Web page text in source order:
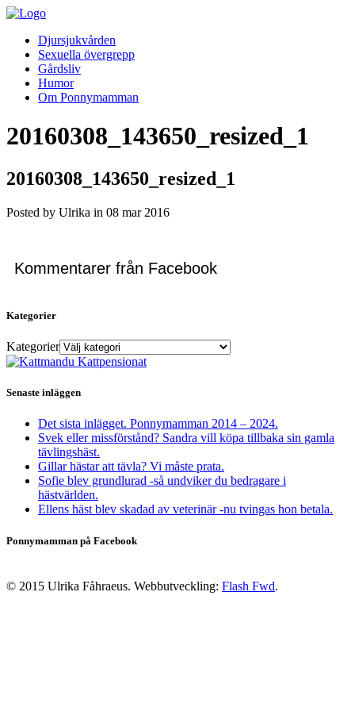
Djursjukvården
Sexuella övergrepp
Gårdsliv
Humor
Om Ponnymamman
20160308_143650_resized_1
20160308_143650_resized_1
Posted by Ulrika in 08 mar 2016
Kommentarer från Facebook
Kategorier
Kategorier
Senaste inläggen
Det sista inlägget. Ponnymamman 2014 – 2024.
Svek eller missförstånd? Sandra vill köpa tillbaka sin gamla
tävlingshäst.
Gillar hästar att tävla? Vi måste prata.
Sofie blev grundlurad -så undviker du bedragare i
hästvärlden.
Ellens häst blev skadad av veterinär -nu tvingas hon betala.
Ponnymamman på Facebook
© 2015 Ulrika Fåhraeus. Webbutveckling: Flash Fwd.